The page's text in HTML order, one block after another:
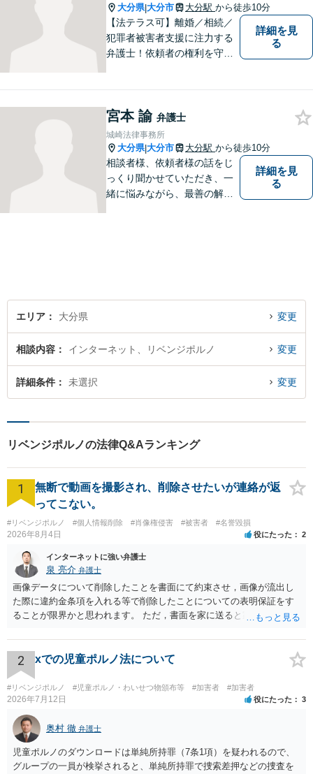
大分県|大分市 大分駅 から徒歩10分
【法テラス可】離婚／相続／
犯罪者被害者支援に注力する
弁護士！依頼者の権利を守
詳細を見
る
宮本 諭 弁護士
城崎法律事務所
大分県|大分市 大分駅 から徒歩10分
相談者様、依頼者様の話をじ
っくり聞かせていただき、一
緒に悩みながら、最善の解決
詳細を見
る
エリア 大分県 変更
相談内容 インターネット、リベンジポルノ 変更
詳細条件 未選択 変更
リベンジポルノの法律Q&Aランキング
1
無断で動画を撮影され、削除させたいが連絡が返
ってこない。
#リベンジポルノ #個人情報削除 #肖像権侵害 #被害者 #名誉毀損
2026年8月4日 役にたった 2
インターネットに強い弁護士
泉 亮介 弁護士
画像データについて削除したことを書面にて約束させ，画像が流出し
た際に違約金条項を入れる等で削除したことについての表明保証をす
ることが限界かと思われます。 ただ，書面を家に送ると家族に不貞行
除等を求めることは避けたほうが良いかと思われます。
2 xでの児童ポルノ法について
#リベンジポルノ #児童ポルノ・わいせつ物頒布等 #加害者 #加害者
2026年7月12日 役にたった 3
奥村 徹 弁護士
児童ポルノのダウンロードは単純所持罪（7条1項）を疑われるので、
グループの一員が検挙されると、単純所持罪で捜索差押などの捜査を